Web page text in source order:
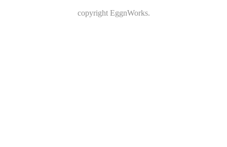
copyright EggnWorks.